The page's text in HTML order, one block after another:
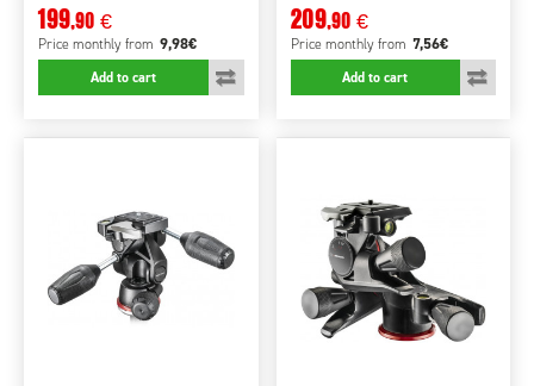
199,90 €
Price monthlyfrom 9,98€
Add to cart
209,90 €
Price monthly from 7,56€
Add to cart